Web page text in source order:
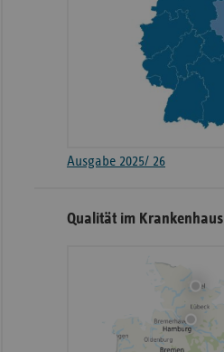
Ausgabe 2025/ 26
Qualität im Krankenhaus